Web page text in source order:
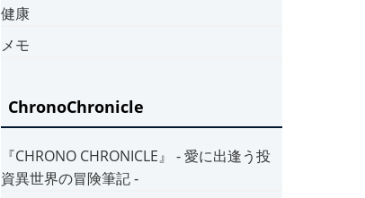
健康
メモ
ChronoChronicle
『CHRONO CHRONICLE』 ‐ 愛に出逢う投
資異世界の冒険筆記 ‐